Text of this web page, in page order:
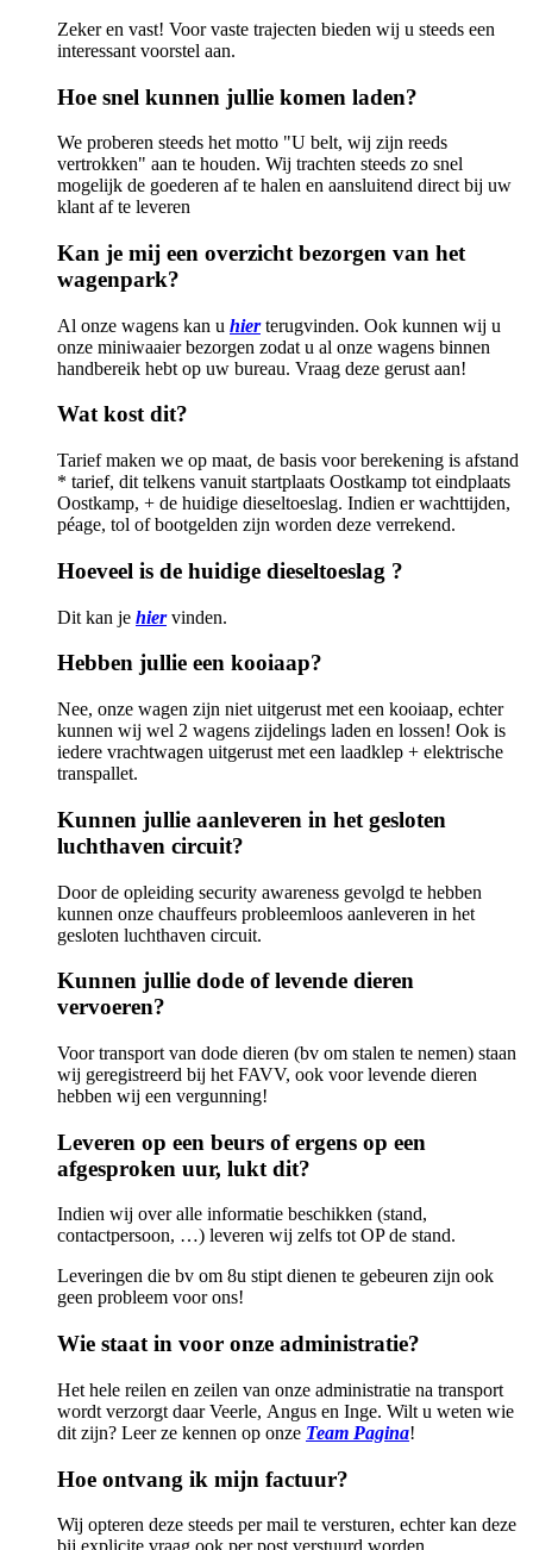
Zeker en vast! Voor vaste trajecten bieden wij u steeds een
interessant voorstel aan.
Hoe snel kunnen jullie komen laden?
We proberen steeds het motto "U belt, wij zijn reeds
vertrokken" aan te houden. Wij trachten steeds zo snel
mogelijk de goederen af te halen en aansluitend direct bij uw
klant af te leveren
Kan je mij een overzicht bezorgen van het
wagenpark?
Al onze wagens kan u hierterugvinden. Ook kunnen wij u
onze miniwaaier bezorgen zodat u al onze wagens binnen
handbereik hebt op uw bureau. Vraag deze gerust aan!
Wat kost dit?
Tarief maken we op maat, de basis voor berekening is afstand
* tarief, dit telkens vanuit startplaats Oostkamp tot eindplaats
Oostkamp, + de huidige dieseltoeslag. Indien er wachttijden,
péage, tol of bootgelden zijn worden deze verrekend.
Hoeveel is de huidige dieseltoeslag ?
Dit kan je hiervinden.
Hebben jullie een kooiaap?
Nee, onze wagen zijn niet uitgerust met een kooiaap, echter
kunnen wij wel 2 wagens zijdelings laden en lossen! Ook is
iedere vrachtwagen uitgerust met een laadklep + elektrische
transpallet.
Kunnen jullie aanleveren in het gesloten
luchthaven circuit?
Door de opleiding security awareness gevolgd te hebben
kunnen onze chauffeurs probleemloos aanleveren in het
gesloten luchthaven circuit.
Kunnen jullie dode of levende dieren
vervoeren?
Voor transport van dode dieren (bv om stalen te nemen) staan
wij geregistreerd bij het FAVV, ook voor levende dieren
hebben wij een vergunning!
Leveren op een beurs of ergens op een
afgesproken uur, lukt dit?
Indien wij over alle informatie beschikken (stand,
contactpersoon, …) leveren wij zelfs tot OP de stand.
Leveringen die bv om 8u stipt dienen te gebeuren zijn ook
geen probleem voor ons!
Wie staat in voor onze administratie?
Het hele reilen en zeilen van onze administratie na transport
wordt verzorgt daar Veerle, Angus en Inge. Wilt u weten wie
dit zijn? Leer ze kennen op onze Team Pagina!
Hoe ontvang ik mijn factuur?
Wij opteren deze steeds per mail te versturen, echter kan deze